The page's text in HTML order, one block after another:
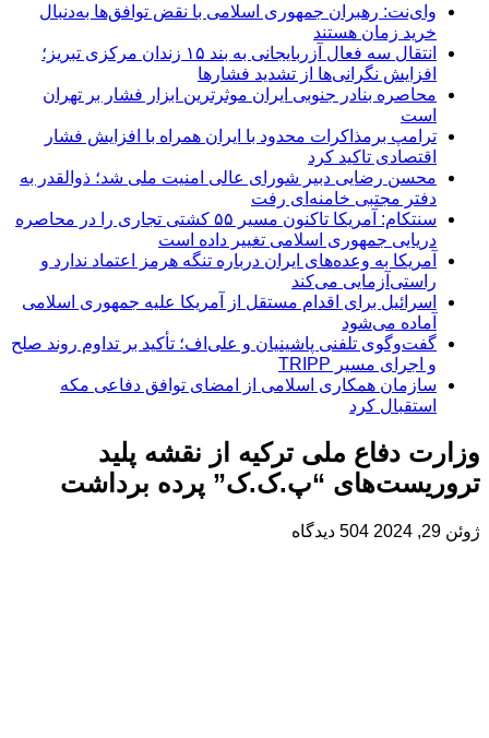
وای‌نت: رهبران جمهوری اسلامی با نقض توافق‌ها به‌دنبال
خرید زمان هستند
انتقال سه فعال آزربایجانی به بند ۱۵ زندان مرکزی تبریز؛
افزایش نگرانی‌ها از تشدید فشارها
محاصره بنادر جنوبی ایران موثرترین ابزار فشار بر تهران
است
ترامپ برمذاکرات محدود با ایران همراه با افزایش فشار
اقتصادی تاکید کرد
محسن رضایی دبیر شورای عالی امنیت ملی شد؛ ذوالقدر به
دفتر مجتبی خامنه‌ای رفت
سنتکام: آمریکا تاکنون مسیر ۵۵ کشتی تجاری را در محاصره
دریایی جمهوری اسلامی تغییر داده است
آمریکا به وعده‌های ایران درباره تنگه هرمز اعتماد ندارد و
راستی‌آزمایی می‌کند
اسرائیل برای اقدام مستقل از آمریکا علیه جمهوری اسلامی
آماده می‌شود
گفت‌وگوی تلفنی پاشینیان و علی‌اف؛ تأکید بر تداوم روند صلح
و اجرای مسیر TRIPP
سازمان همکاری اسلامی از امضای توافق دفاعی مکه
استقبال کرد
وزارت دفاع ملی ترکیه از نقشه پلید
تروریست‌های “پ.ک.ک” پرده برداشت
ژوئن 29, 2024 504 دیدگاه